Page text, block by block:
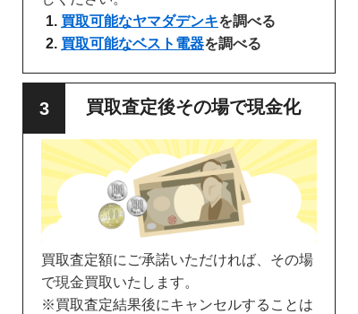
買取可能なヤマダデンキを調べる
買取可能なベスト電器を調べる
買取査定後その場で現金化
買取査定額にご承諾いただければ、その場
で現金買取いたします。
※買取査定結果後にキャンセルすることは